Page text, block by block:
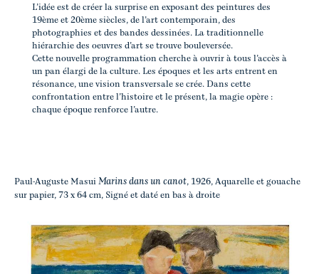
L’idée est de créer la surprise en exposant des peintures des
19ème et 20ème siècles, de l’art contemporain, des
photographies et des bandes dessinées. La traditionnelle
hiérarchie des oeuvres d’art se trouve bouleversée.
Cette nouvelle programmation cherche à ouvrir à tous l’accès à
un pan élargi de la culture. Les époques et les arts entrent en
résonance, une vision transversale se crée. Dans cette
confrontation entre l’histoire et le présent, la magie opère :
chaque époque renforce l’autre.
Paul-Auguste Masui Marins dans un canot, 1926, Aquarelle et gouache
sur papier, 73 x 64 cm, Signé et daté en bas à droite